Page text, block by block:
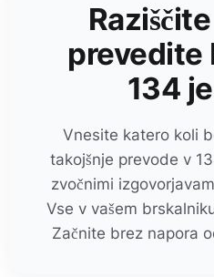
prevedite
134
Vnesite katero koli
takojšnje prevode v
zvočnimi
Vse v vašem
Začnite brez napora